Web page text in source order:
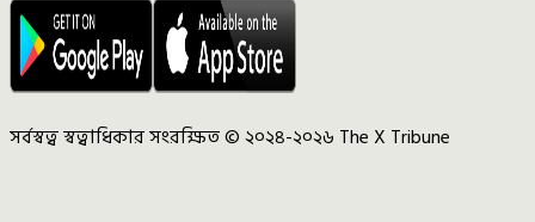
সর্বস্বত্ব স্বত্বাধিকার সংরক্ষিত © ২০২৪-২০২৬ The X Tribune